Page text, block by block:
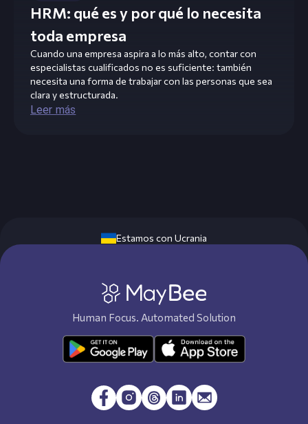
HRM: qué es y por qué lo necesita
toda empresa
Cuando una empresa aspira a lo más alto, contar con
especialistas cualificados no es suficiente: también
necesita una forma de trabajar con las personas que sea
clara y estructurada.
Leer más
Estamos con Ucrania
Human Focus. Automated Solution